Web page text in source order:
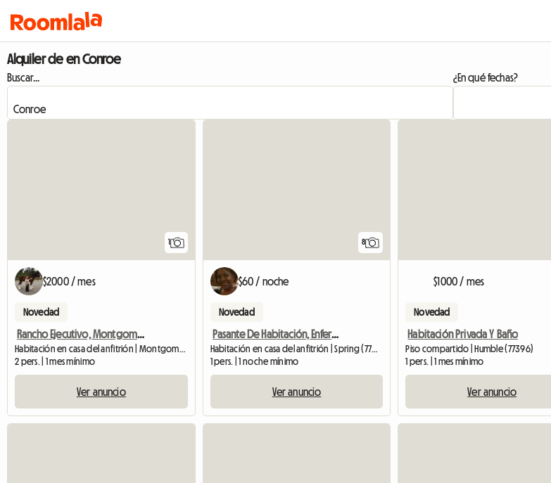
Alquiler de en Conroe
Buscar... ¿En qué fechas?
1
$2000 / mes
Novedad
Rancho Ejecutivo, Montgomery, TX
Habitación en casa del anfitrión | Montgomery
2 pers. | 1 mes mínimo
Ver anuncio
8
$60 / noche
Novedad
Pasante De Habitación, Enfermera Itinerante, Estudiante
Habitación en casa del anfitrión | Spring (77379)
1 pers. | 1 noche mínimo
Ver anuncio
$1000 / mes
Novedad
Habitación Privada Y Baño
Piso compartido | Humble (77396)
1 pers. | 1 mes mínimo
Ver anuncio